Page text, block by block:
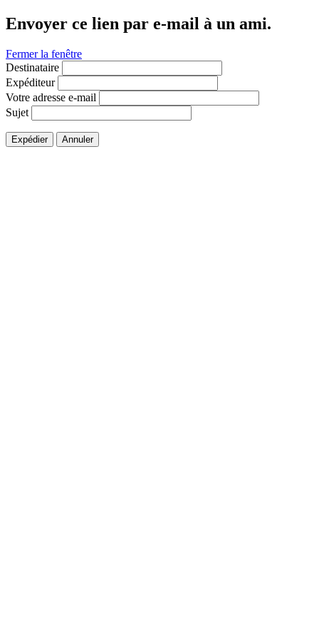
Envoyer ce lien par e-mail à un ami.
Fermer la fenêtre
Destinataire
Expéditeur
Votre adresse e-mail
Sujet
Expédier Annuler